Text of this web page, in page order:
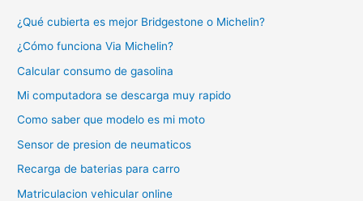
¿Qué cubierta es mejor Bridgestone o Michelin?
¿Cómo funciona Via Michelin?
Calcular consumo de gasolina
Mi computadora se descarga muy rapido
Como saber que modelo es mi moto
Sensor de presion de neumaticos
Recarga de baterias para carro
Matriculacion vehicular online